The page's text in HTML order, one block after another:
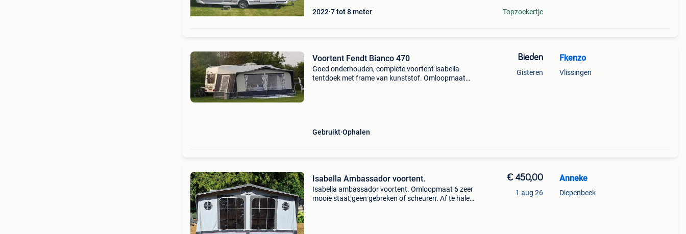
2022 7 tot 8 meter Topzoekertje
Voortent Fendt Bianco 470
Goed onderhouden, complete voortent isabella
tentdoek met frame van kunststof. Omloopmaat
Gebruikt Ophalen
Bieden
Gisteren
Fkenzo
Vlissingen
Isabella Ambassador voortent.
Isabella ambassador voortent. Omloopmaat 6 zeer
mooie staat,geen gebreken of scheuren. Af te halen
€ 450,00
1 aug 26
Anneke
Diepenbeek